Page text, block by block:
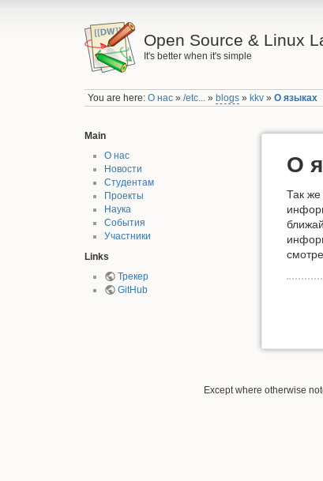
Open Source & Linux
It's better when it's simple
You are here:О нас »/etc... » blogs » kkv »О языках
Main
О нас
Новости
Студентам
Проекты
Наука
События
Участники
Links
Трекер
GitHub
О
Так же
Except where otherwise